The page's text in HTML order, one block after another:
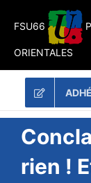
FSU66
ORIENTALES
rien !